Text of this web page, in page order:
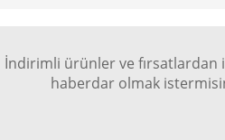
İndirimli ürünler ve fırsatlardan
haberdar olmak